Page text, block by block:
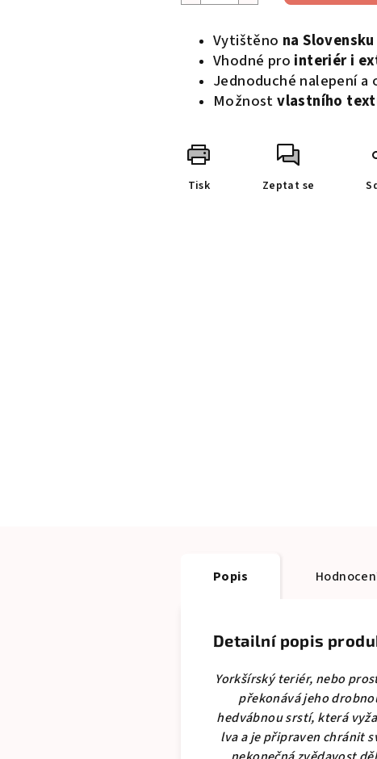
Vytištěno na Slovensku
Vhodné pro interiér i
Jednoduché nalepení a
Možnostvlastního
Tisk Zeptat se
Popis
Detailní popis
Yorkšírský teriér, nebo
překonává jeho
hedvábnou srstí, která
lva a je připraven chránit